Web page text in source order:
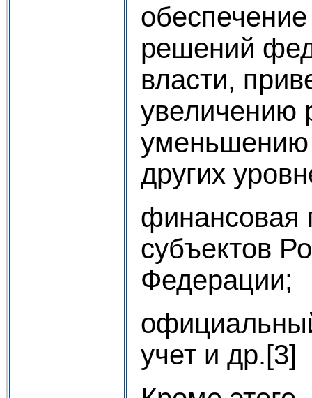
решений
власти,
увеличению
уменьшению
других
финансовая
субъектов
Федерации;
учет и др.[3]